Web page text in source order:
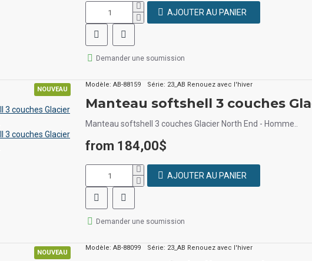
AJOUTER AU PANIER
Demander une soumission
NOUVEAU
Modèle: AB-88159 Série: 23_AB Renouez avec l'hiver
Manteau softshell 3 couches
Manteau softshell 3 couches Glacier North End - Homme..
from 184,00$
AJOUTER AU PANIER
Demander une soumission
NOUVEAU
Modèle: AB-88099 Série: 23_AB Renouez avec l'hiver